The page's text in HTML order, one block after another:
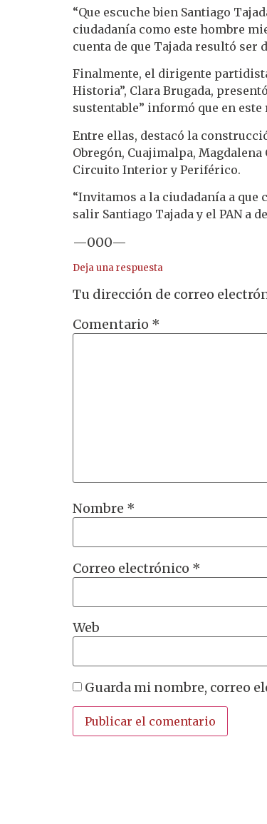
“Que escuche bien Santiago
ciudadanía como este hombre
cuenta de que Tajada resultó ser
Finalmente, el dirigente
Historia”, Clara Brugada,
sustentable” informó que en
Entre ellas, destacó la
Obregón, Cuajimalpa,
Circuito Interior y Periférico.
“Invitamos a la ciudadanía a que
salir Santiago Tajada y el PAN a
—000—
Deja una respuesta
Tu dirección de correo
Comentario *
Nombre *
Correo electrónico *
Web
Guarda mi nombre, correo